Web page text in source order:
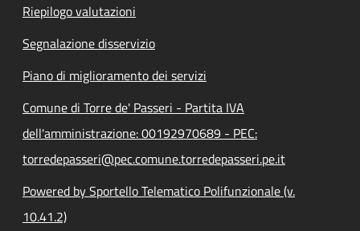
Riepilogo valutazioni
Segnalazione disservizio
Piano di miglioramento dei servizi
Comune di Torre de' Passeri - Partita IVA
dell'amministrazione: 00192970689 - PEC:
torredepasseri@pec.comune.torredepasseri.pe.it
Powered by Sportello Telematico Polifunzionale (v.
10.41.2)